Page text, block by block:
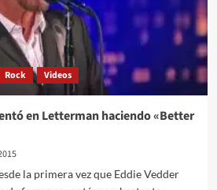
Rock Videos
en Letterman haciendo «Better
la primera vez que Eddie Vedder